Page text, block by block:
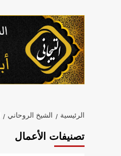
الرئيسية الشيخ الروحاني
تصنيفات الأعمال